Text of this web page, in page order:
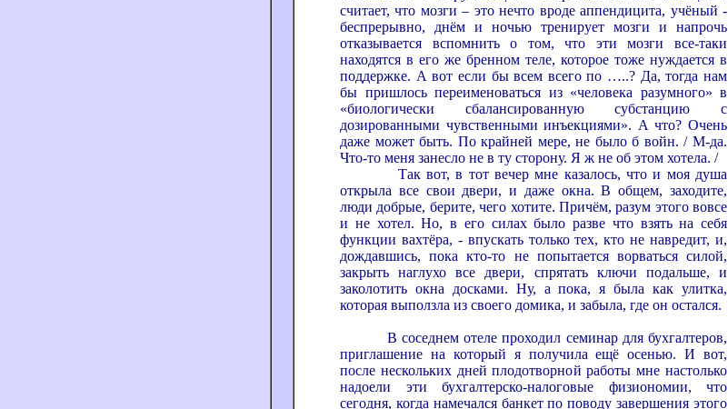
считает, что мозги – это нечто вроде аппендицита, учёный -
беспрерывно, днём и ночью тренирует мозги и напрочь
отказывается вспомнить о том, что эти мозги все-таки
находятся в его же бренном теле, которое тоже нуждается в
поддержке. А вот если бы всем всего по …..? Да, тогда нам
бы пришлось переименоваться из «человека разумного» в
«биологически сбалансированную субстанцию с
дозированными чувственными инъекциями». А что? Очень
даже может быть. По крайней мере, не было б войн. / М-да.
Что-то меня занесло не в ту сторону. Я ж не об этом хотела. /
Так вот, в тот вечер мне казалось, что и моя душа
открыла все свои двери, и даже окна. В общем, заходите,
люди добрые, берите, чего хотите. Причём, разум этого вовсе
и не хотел. Но, в его силах было разве что взять на себя
функции вахтёра, - впускать только тех, кто не навредит, и,
дождавшись, пока кто-то не попытается ворваться силой,
закрыть наглухо все двери, спрятать ключи подальше, и
заколотить окна досками. Ну, а пока, я была как улитка,
которая выползла из своего домика, и забыла, где он остался.
В соседнем отеле проходил семинар для бухгалтеров,
приглашение на который я получила ещё осенью. И вот,
после нескольких дней плодотворной работы мне настолько
надоели эти бухгалтерско-налоговые физиономии, что
сегодня, когда намечался банкет по поводу завершения этого